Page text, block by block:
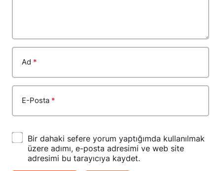
Ad *
E-Posta *
Bir dahaki sefere yorum yaptığımda kullanılmak
üzere adımı, e-posta adresimi ve web site
adresimi bu tarayıcıya kaydet.